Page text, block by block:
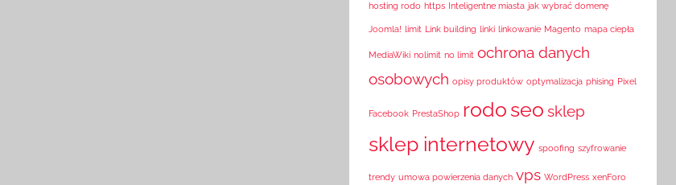
hosting rodo https Inteligentne miasta jak wybrać domenę
Joomla! limit Link building linki linkowanie Magento mapa ciepła
MediaWiki nolimit no limit ochrona danych
osobowych opisy produktów optymalizacja phising Pixel
Facebook PrestaShop rodo seo sklep
sklep internetowy spoofing szyfrowanie
trendy umowa powierzenia danych vps WordPress xenForo